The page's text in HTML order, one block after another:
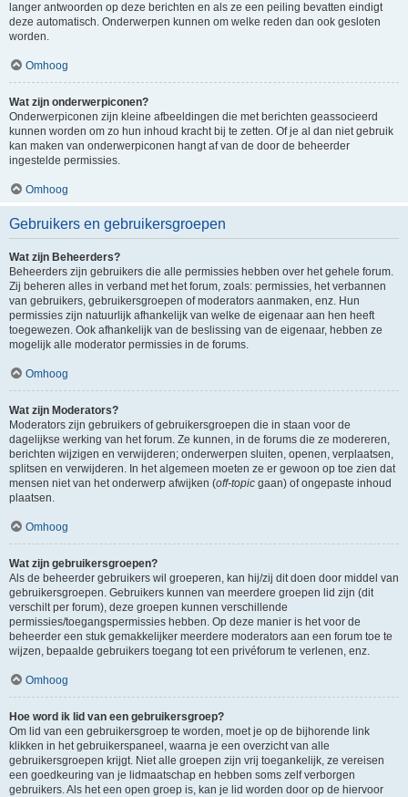
langer antwoorden op deze berichten en als ze een peiling bevatten eindigt
deze automatisch. Onderwerpen kunnen om welke reden dan ook gesloten
worden.
Omhoog
Wat zijn onderwerpiconen?
Onderwerpiconen zijn kleine afbeeldingen die met berichten geassocieerd
kunnen worden om zo hun inhoud kracht bij te zetten. Of je al dan niet gebruik
kan maken van onderwerpiconen hangt af van de door de beheerder
ingestelde permissies.
Omhoog
Gebruikers en gebruikersgroepen
Wat zijn Beheerders?
Beheerders zijn gebruikers die alle permissies hebben over het gehele forum.
Zij beheren alles in verband met het forum, zoals: permissies, het verbannen
van gebruikers, gebruikersgroepen of moderators aanmaken, enz. Hun
permissies zijn natuurlijk afhankelijk van welke de eigenaar aan hen heeft
toegewezen. Ook afhankelijk van de beslissing van de eigenaar, hebben ze
mogelijk alle moderator permissies in de forums.
Omhoog
Wat zijn Moderators?
Moderators zijn gebruikers of gebruikersgroepen die in staan voor de
dagelijkse werking van het forum. Ze kunnen, in de forums die ze modereren,
berichten wijzigen en verwijderen; onderwerpen sluiten, openen, verplaatsen,
splitsen en verwijderen. In het algemeen moeten ze er gewoon op toe zien dat
mensen niet van het onderwerp afwijken (off-topic gaan) of ongepaste inhoud
plaatsen.
Omhoog
Wat zijn gebruikersgroepen?
Als de beheerder gebruikers wil groeperen, kan hij/zij dit doen door middel van
gebruikersgroepen. Gebruikers kunnen van meerdere groepen lid zijn (dit
verschilt per forum), deze groepen kunnen verschillende
permissies/toegangspermissies hebben. Op deze manier is het voor de
beheerder een stuk gemakkelijker meerdere moderators aan een forum toe te
wijzen, bepaalde gebruikers toegang tot een privéforum te verlenen, enz.
Omhoog
Hoe word ik lid van een gebruikersgroep?
Om lid van een gebruikersgroep te worden, moet je op de bijhorende link
klikken in het gebruikerspaneel, waarna je een overzicht van alle
gebruikersgroepen krijgt. Niet alle groepen zijn vrij toegankelijk, ze vereisen
een goedkeuring van je lidmaatschap en hebben soms zelf verborgen
gebruikers. Als het een open groep is, kan je lid worden door op de hiervoor